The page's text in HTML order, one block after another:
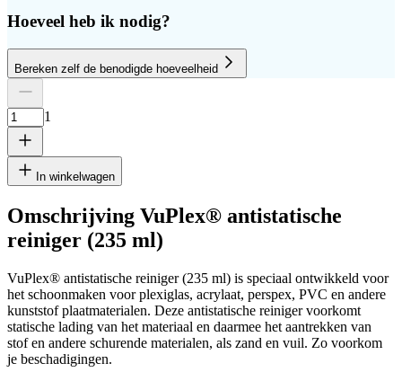
Hoeveel heb ik nodig?
Bereken zelf de benodigde hoeveelheid
Aantal platen
Hoogte
Breedte
Verwijder plaat
cm
1
In winkelwagen
Omschrijving VuPlex® antistatische
reiniger (235 ml)
VuPlex® antistatische reiniger (235 ml) is speciaal ontwikkeld voor
het schoonmaken voor plexiglas, acrylaat, perspex, PVC en andere
kunststof plaatmaterialen. Deze antistatische reiniger voorkomt
statische lading van het materiaal en daarmee het aantrekken van
stof en andere schurende materialen, als zand en vuil. Zo voorkom
je beschadigingen.